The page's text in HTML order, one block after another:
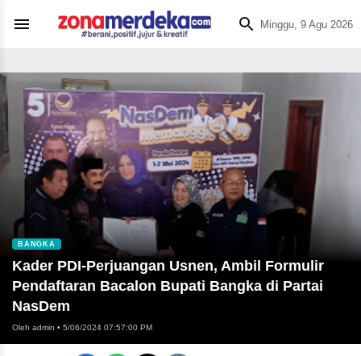
Minggu, 9 Agu 2026
BANGKA
Kader PDI-Perjuangan Usnen, Ambil Formulir
Pendaftaran Bacalon Bupati Bangka di Partai
NasDem
Oleh admin • 5/06/2024 07:57:00 PM